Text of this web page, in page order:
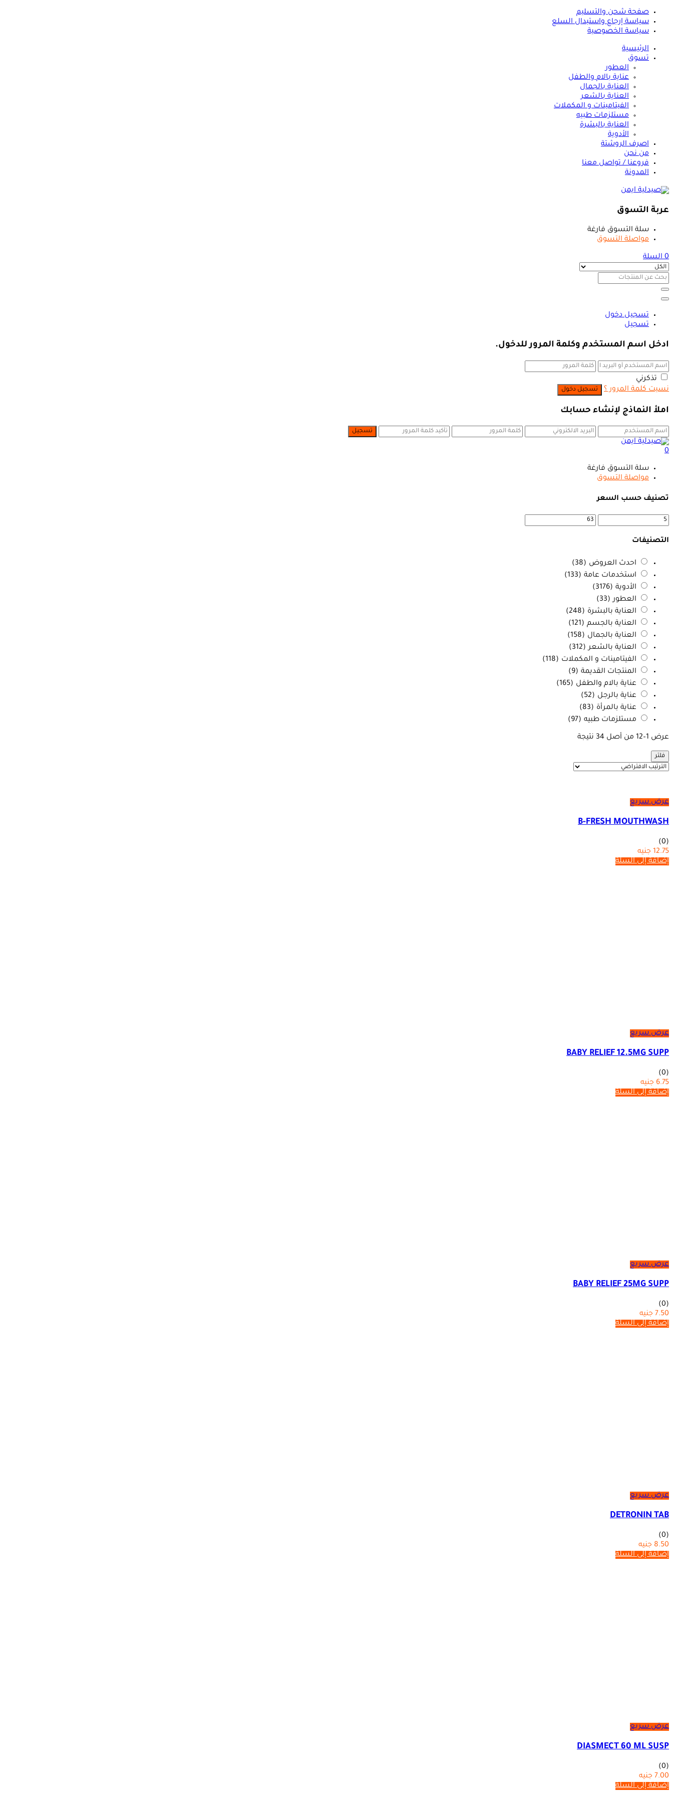
صفحة شحن والتسليم
سياسة إرجاع واستبدال السلع
سياسة الخصوصية
الرئيسية
تسوق
العطور
عناية بالام والطفل
العناية بالجمال
العناية بالشعر
الفيتامينات و المكملات
مستلزمات طبيه
العناية بالبشرة
الأدوية
اصرف الروشتة
من نحن
فروعنا / تواصل معنا
المدونة
عربة التسوق
سلة التسوق فارغة
مواصلة التسوق
0 السلة
تسجيل دخول
تسجيل
ادخل اسم المستخدم وكلمة المرور للدخول.
تذكرني
نسيت كلمة المرور ؟
املأ النماذج لإنشاء حسابك
0
سلة التسوق فارغة
مواصلة التسوق
تصنيف حسب السعر
التصنيفات
احدث العروض (38)
استخدمات عامة (133)
الأدوية (3176)
العطور (33)
العناية بالبشرة (248)
العناية بالجسم (121)
العناية بالجمال (158)
العناية بالشعر (312)
الفيتامينات و المكملات (118)
المنتجات القديمة (9)
عناية بالام والطفل (165)
عناية بالرجل (52)
عناية بالمرأة (83)
مستلزمات طبيه (97)
عرض 1–12 من أصل 34 نتيجة
فلتر
عرض سريع
B-FRESH MOUTHWASH
(0)
12.75 جنيه
إضافة إلى السلة
عرض سريع
BABY RELIEF 12.5MG SUPP
(0)
6.75 جنيه
إضافة إلى السلة
عرض سريع
BABY RELIEF 25MG SUPP
(0)
7.50 جنيه
إضافة إلى السلة
عرض سريع
DETRONIN TAB
(0)
8.50 جنيه
إضافة إلى السلة
عرض سريع
DIASMECT 60 ML SUSP
(0)
7.00 جنيه
إضافة إلى السلة